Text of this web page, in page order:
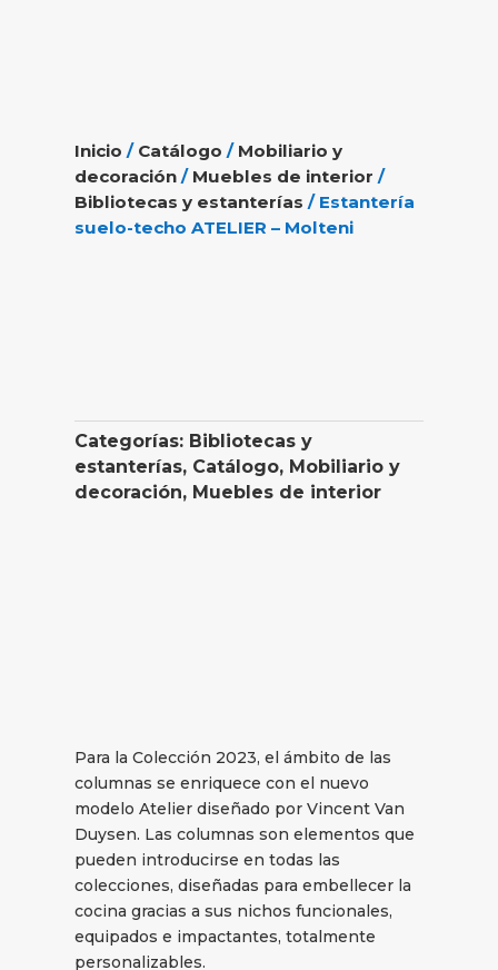
Inicio / Catálogo / Mobiliario y
decoración / Muebles de interior /
Bibliotecas y estanterías / Estantería
suelo-techo ATELIER – Molteni
Categorías: Bibliotecas y
estanterías, Catálogo, Mobiliario y
decoración, Muebles de interior
Para la Colección 2023, el ámbito de las
columnas se enriquece con el nuevo
modelo Atelier diseñado por Vincent Van
Duysen. Las columnas son elementos que
pueden introducirse en todas las
colecciones, diseñadas para embellecer la
cocina gracias a sus nichos funcionales,
equipados e impactantes, totalmente
personalizables.